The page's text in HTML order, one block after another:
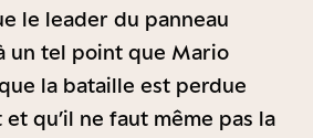
le leader du panneau
un tel point que Mario
la bataille est perdue
qu’il ne faut même pas la